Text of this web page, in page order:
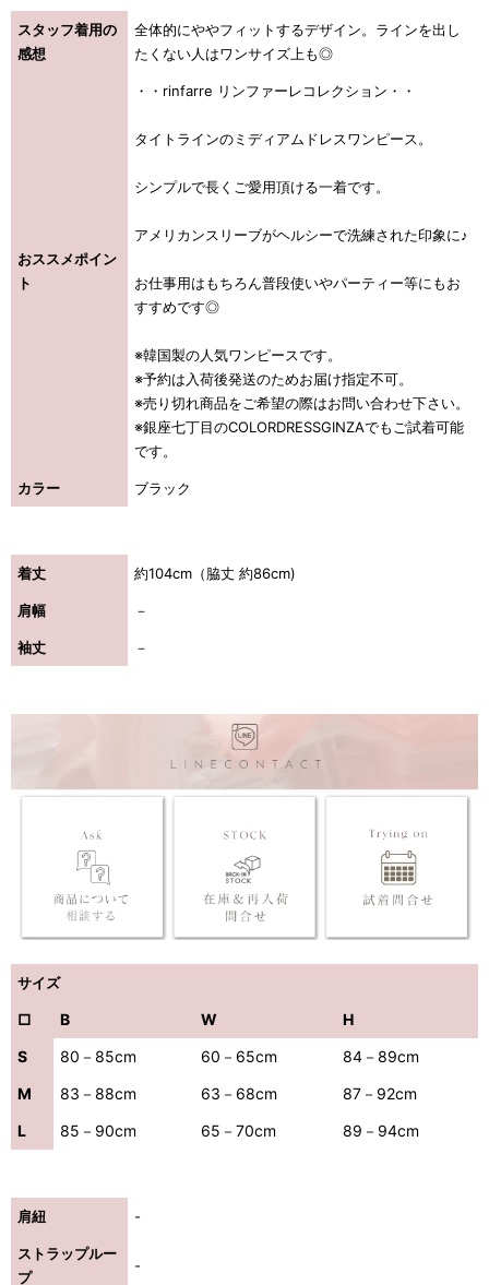
スタッフ着用の
感想
全体的にややフィットするデザイン。ラインを出し
たくない人はワンサイズ上も◎
おススメポイン
ト
・・rinfarre リンファーレコレクション・・
タイトラインのミディアムドレスワンピース。
シンプルで長くご愛用頂ける一着です。
アメリカンスリーブがヘルシーで洗練された印象に♪
お仕事用はもちろん普段使いやパーティー等にもお
すすめです◎
※韓国製の人気ワンピースです。
※予約は入荷後発送のためお届け指定不可。
※売り切れ商品をご希望の際はお問い合わせ下さい。
※銀座七丁目のCOLORDRESSGINZAでもご試着可能
です。
カラー ブラック
着丈 約104cm（脇丈 約86cm)
肩幅 －
袖丈 －
サイズ
□ B W
H
S
80－85cm 60－65cm
84－89cm
M
83－88cm 63－68cm
87－92cm
L
85－90cm 65－70cm 89－94cm
肩紐 -
ストラップルー
プ
-